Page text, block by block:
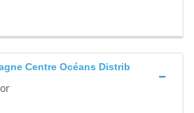
Centre Océans Distrib